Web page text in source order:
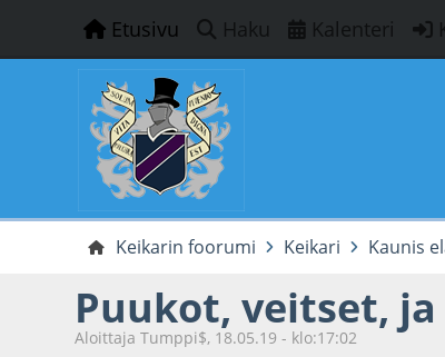
Etusivu Haku Kalenteri
Keikarin foorumi Keikari Kaunis
Puukot, veitset,
Aloittaja Tumppi$, 18.05.19 - klo:17:02